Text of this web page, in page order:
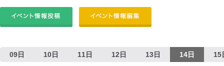
09日 10日 11日 12日 13日 14日 15